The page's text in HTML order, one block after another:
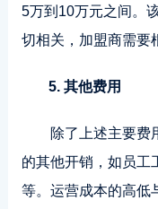
5万到10万元之间。
切相关，加盟商需要
5. 其他费用
除了上述主要费
的其他开销，如员工
等。运营成本的高低